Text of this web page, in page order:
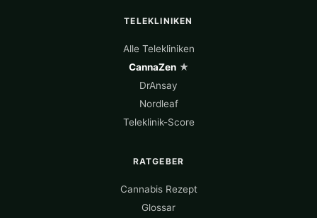
TELEKLINIKEN
Alle Telekliniken
CannaZen★
DrAnsay
Nordleaf
Teleklinik-Score
RATGEBER
Cannabis Rezept
Glossar